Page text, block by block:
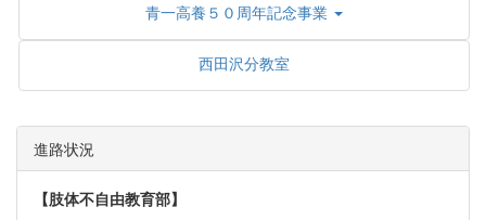
青一高養５０周年記念事業
西田沢分教室
進路状況
【肢体不自由教育部】